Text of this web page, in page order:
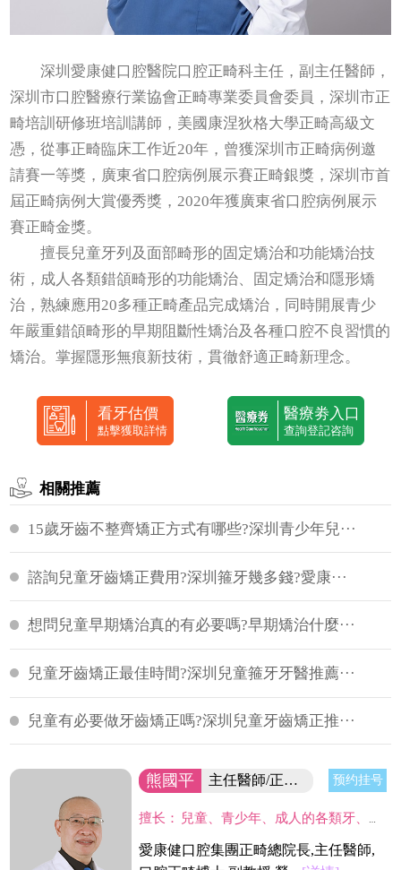
深圳愛康健口腔醫院口腔正畸科主任，副主任醫師，
深圳市口腔醫療行業協會正畸專業委員會委員，深圳市正
畸培訓研修班培訓講師，美國康涅狄格大學正畸高級文
憑，從事正畸臨床工作近20年，曾獲深圳市正畸病例邀
請賽一等獎，廣東省口腔病例展示賽正畸銀獎，深圳市首
屆正畸病例大賞優秀獎，2020年獲廣東省口腔病例展示
賽正畸金獎。
擅長兒童牙列及面部畸形的固定矯治和功能矯治技
術，成人各類錯頜畸形的功能矯治、固定矯治和隱形矯
治，熟練應用20多種正畸產品完成矯治，同時開展青少
年嚴重錯頜畸形的早期阻斷性矯治及各種口腔不良習慣的
矯治。掌握隱形無痕新技術，貫徹舒適正畸新理念。
看牙估價
點擊獲取詳情
醫療劵入口
查詢登記咨詢
相關推薦
15歲牙齒不整齊矯正方式有哪些?深圳青少年兒···
諮詢兒童牙齒矯正費用?深圳箍牙幾多錢?愛康···
想問兒童早期矯治真的有必要嗎?早期矯治什麼···
兒童牙齒矯正最佳時間?深圳兒童箍牙牙醫推薦···
兒童有必要做牙齒矯正嗎?深圳兒童牙齒矯正推···
熊國平 主任醫師/正畸博士 预约挂号
擅长： 兒童、青少年、成人的各類牙、頜、面畸形的診斷與治療。
愛康健口腔集團正畸總院長,主任醫師,